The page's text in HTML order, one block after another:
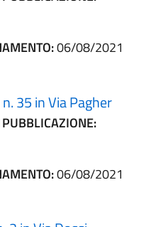
06/08/2021
35 in Via Pagher
06/08/2021